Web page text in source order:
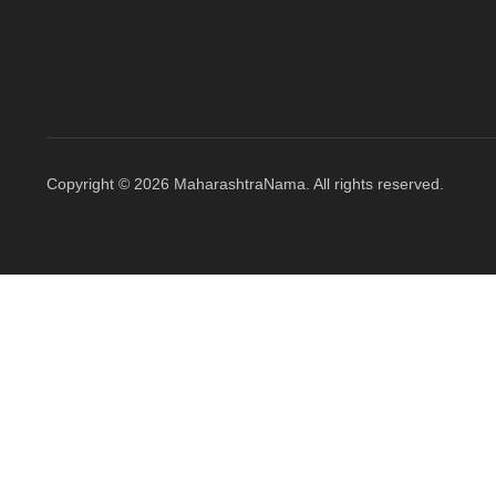
Copyright © 2026 MaharashtraNama. All rights reserved.